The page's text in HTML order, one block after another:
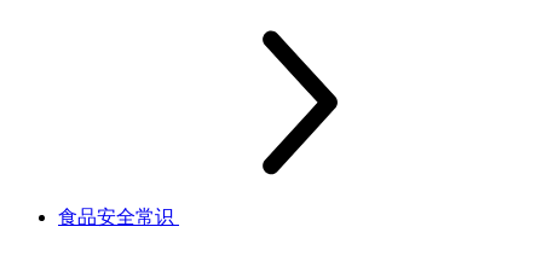
食品安全常识